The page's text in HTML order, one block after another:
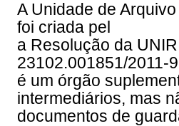
A Unidade de
foi criada pel
a Resolução da
23102.001851/2011-
é um órgão
intermediários, mas
documentos de